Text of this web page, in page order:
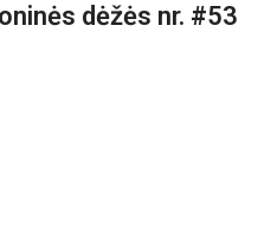
dėžės nr. #53